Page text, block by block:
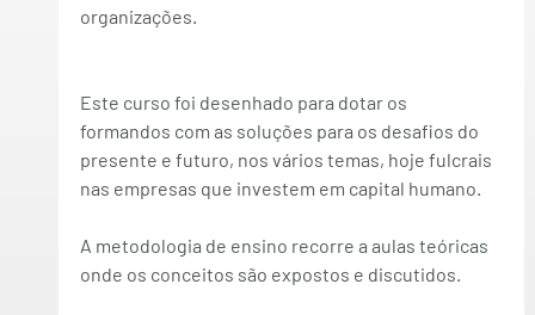
organizações.
Este curso foi desenhado para dotar os
formandos com as soluções para os desafios do
presente e futuro, nos vários temas, hoje fulcrais
nas empresas que investem em capital humano.
A metodologia de ensino recorre a aulas teóricas
onde os conceitos são expostos e discutidos.